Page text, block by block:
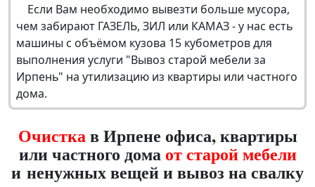
Если Вам необходимо вывезти больше мусора,
чем забирают ГАЗЕЛЬ, ЗИЛ или КАМАЗ - у нас есть
машины с объёмом кузова 15 кубометров для
выполнения услуги "Вывоз старой мебели за
Ирпень" на утилизацию из квартиры или частного
дома.
Очисткав Ирпене офиса, квартиры
или частного дома от старой мебели
и ненужных вещей и вывоз на свалку